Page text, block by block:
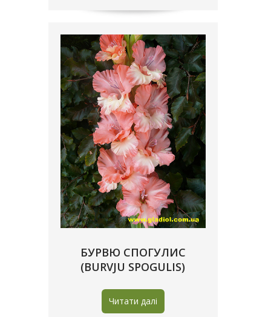
БУРВЮ СПОГУЛИС
(BURVJU SPOGULIS)
Читати далі